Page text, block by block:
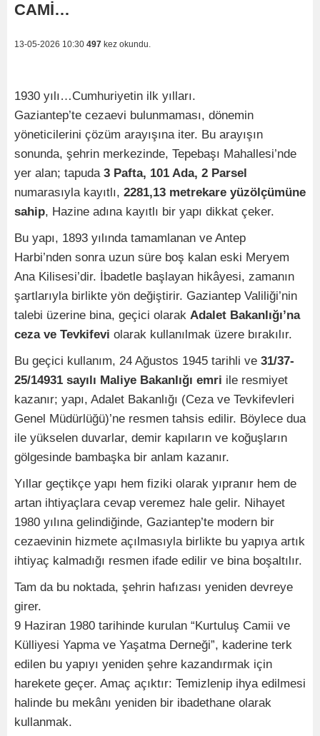
CAMİ…
13-05-2026 10:30 497 kez okundu.
1930 yılı…Cumhuriyetin ilk yılları.
Gaziantep’te cezaevi bulunmaması, dönemin
yöneticilerini çözüm arayışına iter. Bu arayışın
sonunda, şehrin merkezinde, Tepebaşı Mahallesi’nde
yer alan; tapuda 3 Pafta, 101 Ada, 2 Parsel
numarasıyla kayıtlı, 2281,13 metrekare yüzölçümüne
sahip, Hazine adına kayıtlı bir yapı dikkat çeker.
Bu yapı, 1893 yılında tamamlanan ve Antep
Harbi’nden sonra uzun süre boş kalan eski Meryem
Ana Kilisesi’dir. İbadetle başlayan hikâyesi, zamanın
şartlarıyla birlikte yön değiştirir. Gaziantep Valiliği’nin
talebi üzerine bina, geçici olarak Adalet Bakanlığı’na
ceza ve Tevkifevi olarak kullanılmak üzere bırakılır.
Bu geçici kullanım, 24 Ağustos 1945 tarihli ve 31/37-
25/14931 sayılı Maliye Bakanlığı emri ile resmiyet
kazanır; yapı, Adalet Bakanlığı (Ceza ve Tevkifevleri
Genel Müdürlüğü)’ne resmen tahsis edilir. Böylece dua
ile yükselen duvarlar, demir kapıların ve koğuşların
gölgesinde bambaşka bir anlam kazanır.
Yıllar geçtikçe yapı hem fiziki olarak yıpranır hem de
artan ihtiyaçlara cevap veremez hale gelir. Nihayet
1980 yılına gelindiğinde, Gaziantep’te modern bir
cezaevinin hizmete açılmasıyla birlikte bu yapıya artık
ihtiyaç kalmadığı resmen ifade edilir ve bina boşaltılır.
Tam da bu noktada, şehrin hafızası yeniden devreye
girer.
9 Haziran 1980 tarihinde kurulan “Kurtuluş Camii ve
Külliyesi Yapma ve Yaşatma Derneği”, kaderine terk
edilen bu yapıyı yeniden şehre kazandırmak için
harekete geçer. Amaç açıktır: Temizlenip ihya edilmesi
halinde bu mekânı yeniden bir ibadethane olarak
kullanmak.